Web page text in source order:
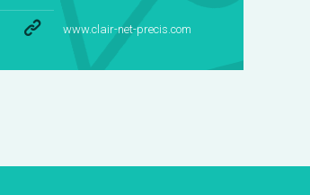
www.clair-net-precis.com